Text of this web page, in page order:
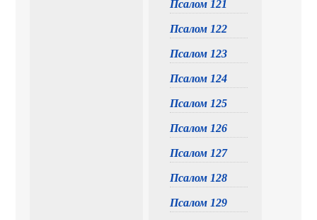
Псалом 121
Псалом 122
Псалом 123
Псалом 124
Псалом 125
Псалом 126
Псалом 127
Псалом 128
Псалом 129